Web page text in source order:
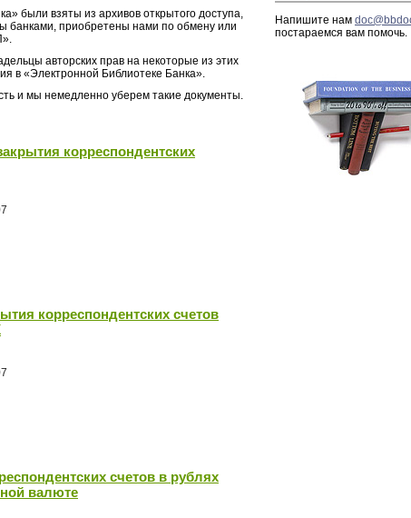
были взяты из архивов открытого доступа,
банками, приобретены нами по обмену или
авторских прав на некоторые из этих
в «Электронной Библиотеке Банка».
и мы немедленно уберем такие документы.
корреспондентских
корреспондентских счетов
счетов в рублях
валюте
Напишите нам
постараемся вам помочь.